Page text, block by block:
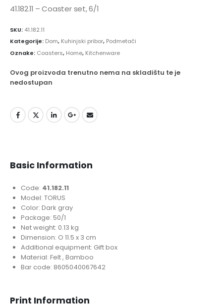
41.182.11 – Coaster set, 6/1
SKU: 41.182.11
Kategorije: Dom, Kuhinjski pribor, Podmetači
Oznake: Coasters, Home, Kitchenware
Ovog proizvoda trenutno nema na skladištu te je
nedostupan
Basic Information
Code: 41.182.11
Model: TORUS
Color: Dark gray
Package: 50/1
Net weight: 0.13 kg
Dimension: O 11.5 x 3 cm
Additional equipment: Gift box
Material: Felt , Bamboo
Bar code: 8605040067642
Print Information